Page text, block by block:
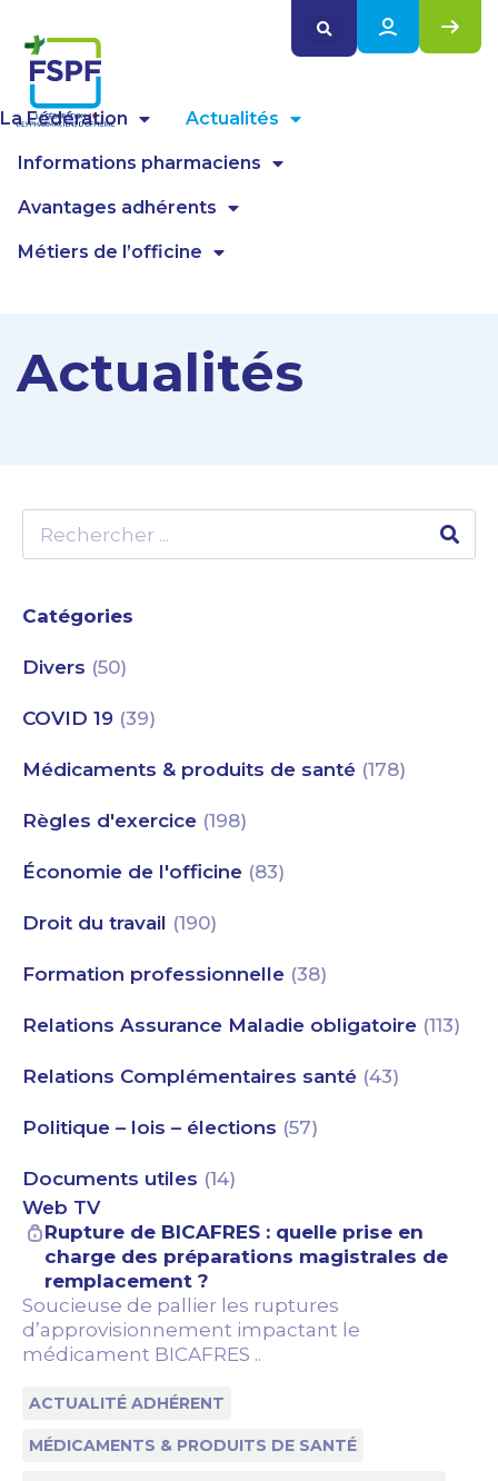
La Fédération Actualités
Informations pharmaciens
Avantages adhérents
Métiers de l’officine
Actualités
Catégories
Divers (50)
COVID 19 (39)
Médicaments & produits de santé (178)
Règles d'exercice (198)
Économie de l'officine (83)
Droit du travail (190)
Formation professionnelle (38)
Relations Assurance Maladie obligatoire (113)
Relations Complémentaires santé (43)
Politique – lois – élections (57)
Documents utiles (14)
Web TV
Rupture de BICAFRES : quelle prise en
charge des préparations magistrales de
remplacement ?
Soucieuse de pallier les ruptures
d’approvisionnement impactant le
médicament BICAFRES ..
ACTUALITÉ ADHÉRENT
MÉDICAMENTS & PRODUITS DE SANTÉ